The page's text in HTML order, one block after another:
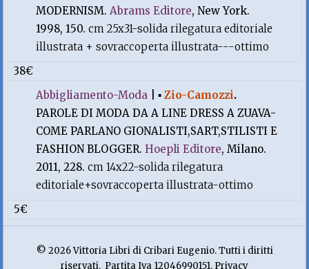
MODERNISM.Abrams Editore, New York.
1998, 150.cm 25x31-solida rilegatura editoriale
illustrata + sovraccoperta illustrata---ottimo
38€
Abbigliamento-Moda |▪Zio-Camozzi.
PAROLE DI MODA DA A LINE DRESS A ZUAVA-
COME PARLANO GIONALISTI,SART,STILISTI E
FASHION BLOGGER.Hoepli Editore, Milano.
2011, 228.cm 14x22-solida rilegatura
editoriale+sovraccoperta illustrata-ottimo
5€
© 2026 Vittoria Libri di Cribari Eugenio. Tutti i diritti
riservati. Partita Iva 12046990151. Privacy